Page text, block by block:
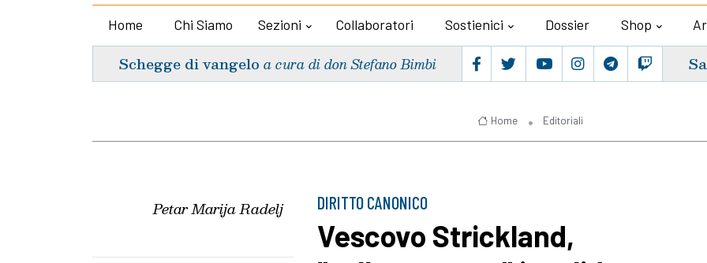
Home Chi Siamo Sezioni Collaboratori Sostienici Dossier Shop
Schegge di vangelo a cura di don Stefano Bimbi
Home Editoriali
Petar Marija Radelj DIRITTO CANONICO
Vescovo Strickland,